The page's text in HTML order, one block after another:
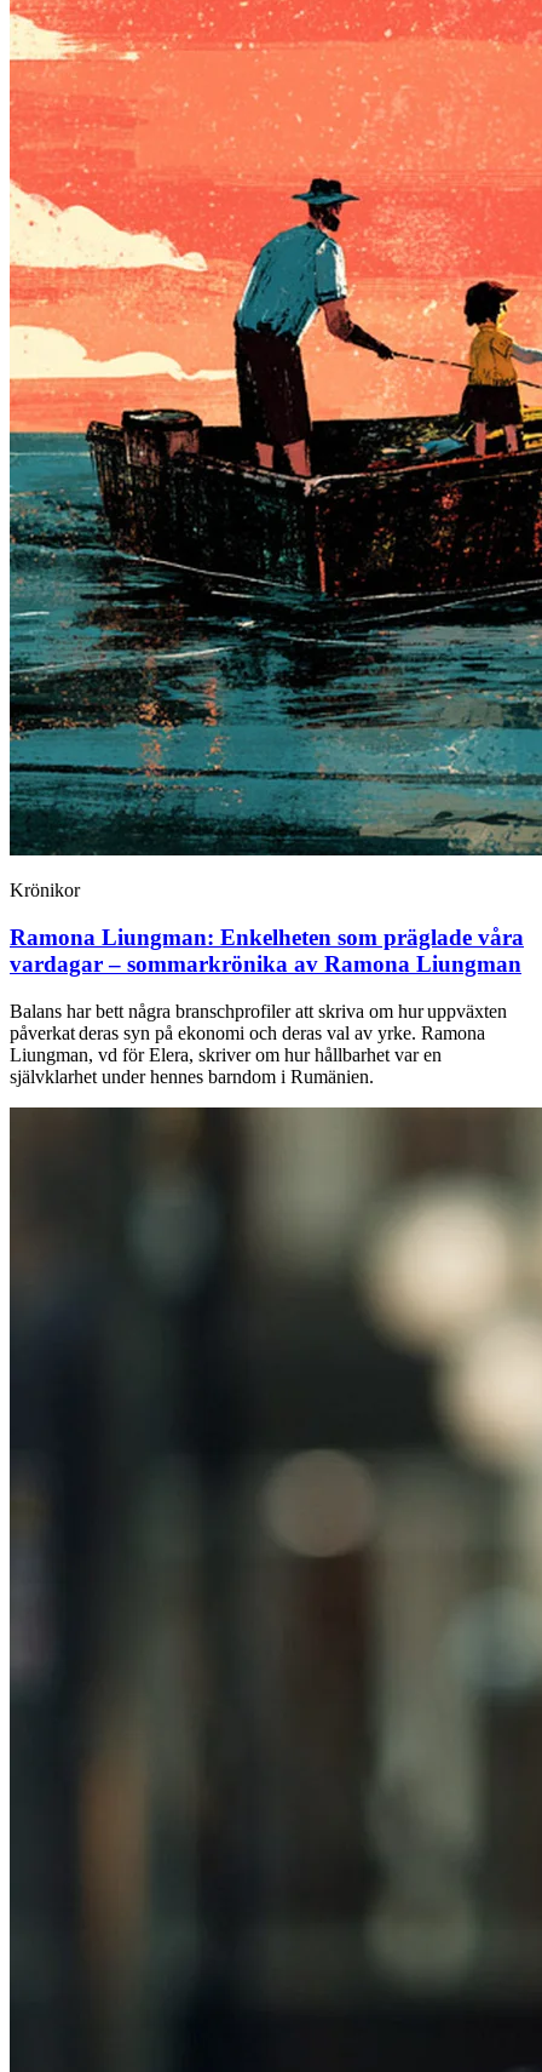
Krönikor
Ramona Liungman: Enkelheten som präglade våra
vardagar – sommarkrönika av Ramona Liungman
Balans har bett några branschprofiler att skriva om hur uppväxten
påverkat deras syn på ekonomi och deras val av yrke. Ramona
Liungman, vd för Elera, skriver om hur hållbarhet var en
självklarhet under hennes barndom i Rumänien.